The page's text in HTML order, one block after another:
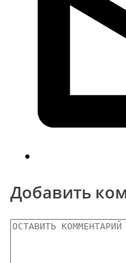
Добавить